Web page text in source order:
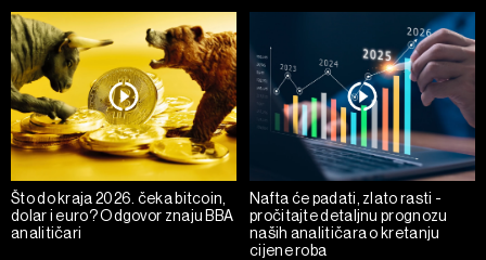
Što do kraja 2026. čeka bitcoin,
dolar i euro? Odgovor znaju BBA
analitičari
Nafta će padati, zlato rasti -
pročitajte detaljnu prognozu
naših analitičara o kretanju
cijene roba